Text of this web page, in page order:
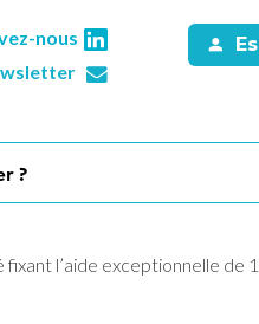
nous
?
l’aide exceptionnelle de